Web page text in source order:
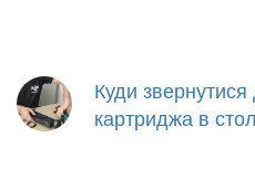
Куди
картриджа в